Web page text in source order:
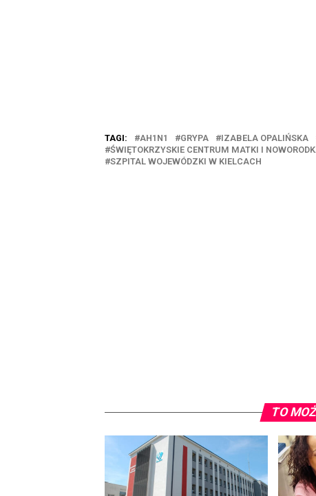
TAGI: AH1N1 GRYPA IZABELA OPALIŃSKA
ŚWIĘTOKRZYSKIE CENTRUM MATKI I
SZPITAL WOJEWÓDZKI W KIELCACH
TO